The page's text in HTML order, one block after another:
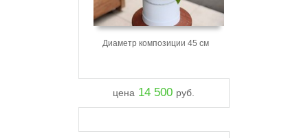
Диаметр композиции 45 см
цена 14 500 руб.